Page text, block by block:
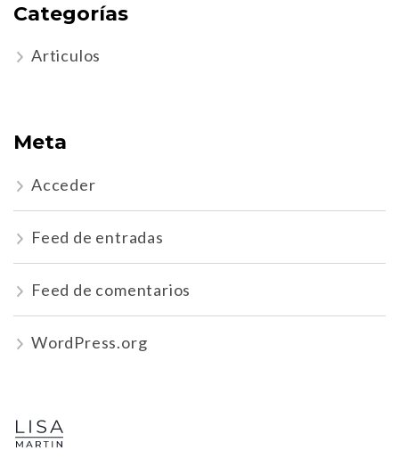
Categorías
Articulos
Meta
Acceder
Feed de entradas
Feed de comentarios
WordPress.org